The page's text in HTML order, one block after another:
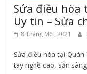
Sửa điều hòa
Uy tín – Sửa
8 Tháng Một, 2021
Sửa điều hòa tại
tay nghề cao, sẵn